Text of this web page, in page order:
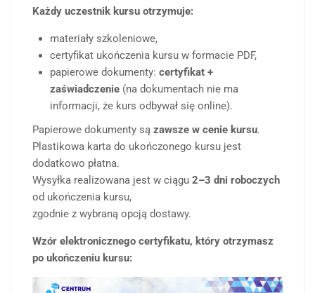
Każdy uczestnik kursu otrzymuje:
materiały szkoleniowe,
certyfikat ukończenia kursu w formacie PDF,
papierowe dokumenty: certyfikat +
zaświadczenie (na dokumentach nie ma
informacji, że kurs odbywał się online).
Papierowe dokumenty są zawsze w cenie kursu.
Plastikowa karta do ukończonego kursu jest
dodatkowo płatna.
Wysyłka realizowana jest w ciągu 2–3 dni roboczych
od ukończenia kursu,
zgodnie z wybraną opcją dostawy.
Wzór elektronicznego certyfikatu, który otrzymasz
po ukończeniu kursu: